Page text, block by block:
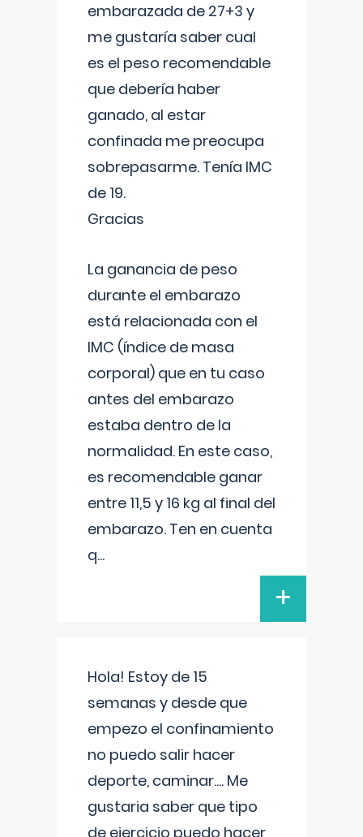
embarazada de 27+3 y
me gustaría saber cual
es el peso recomendable
que debería haber
ganado, al estar
confinada me preocupa
sobrepasarme. Tenía IMC
de 19.
Gracias
La ganancia de peso
durante el embarazo
está relacionada con el
IMC (índice de masa
corporal) que en tu caso
antes del embarazo
estaba dentro de la
normalidad. En este caso,
es recomendable ganar
entre 11,5 y 16 kg al final del
embarazo. Ten en cuenta
q...
+
Hola! Estoy de 15
semanas y desde que
empezo el confinamiento
no puedo salir hacer
deporte, caminar.... Me
gustaria saber que tipo
de ejercicio puedo hacer